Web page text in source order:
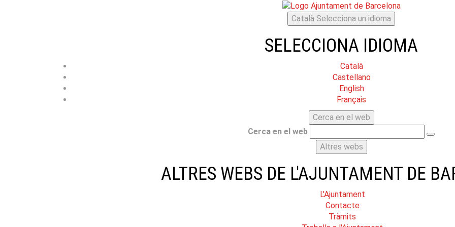
Català Selecciona un idioma
SELECCIONA IDIOMA
Català
Castellano
English
Français
Cerca en el web
Cerca en el web
Altres webs
ALTRES WEBS DE L'AJUNTAMENT DE
L'Ajuntament
Contacte
Tràmits